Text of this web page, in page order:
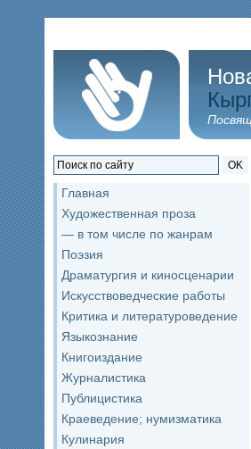
OK
Главная
Художественная проза
— в том числе по жанрам
Поэзия
Драматургия и киносценарии
Искусствоведческие работы
Критика и литературоведение
Языкознание
Книгоиздание
Журналистика
Публицистика
Краеведение; нумизматика
Кулинария